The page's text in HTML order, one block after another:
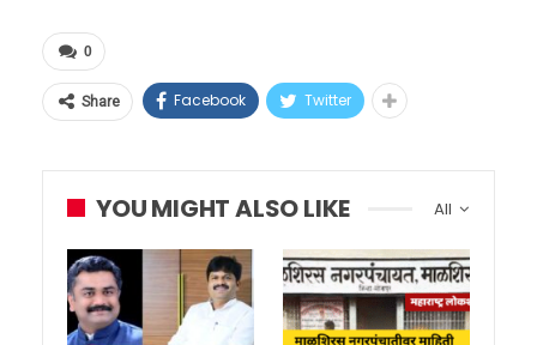
0
Share Facebook Twitter
All
YOU MIGHT ALSO LIKE